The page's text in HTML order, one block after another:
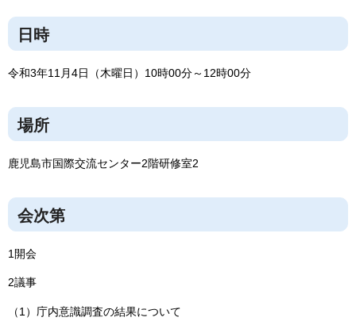
日時
令和3年11月4日（木曜日）10時00分～12時00分
場所
鹿児島市国際交流センター2階研修室2
会次第
1開会
2議事
（1）庁内意識調査の結果について